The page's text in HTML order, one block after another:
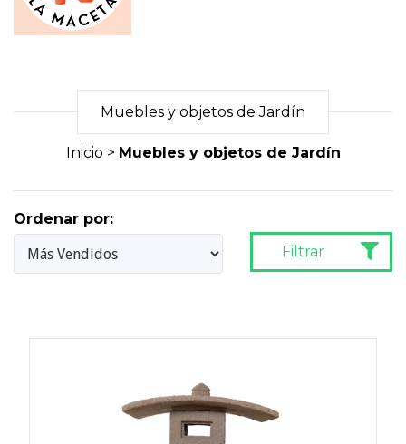
Muebles y objetos de Jardín
Inicio > Muebles y objetos de Jardín
Ordenar por:
Filtrar